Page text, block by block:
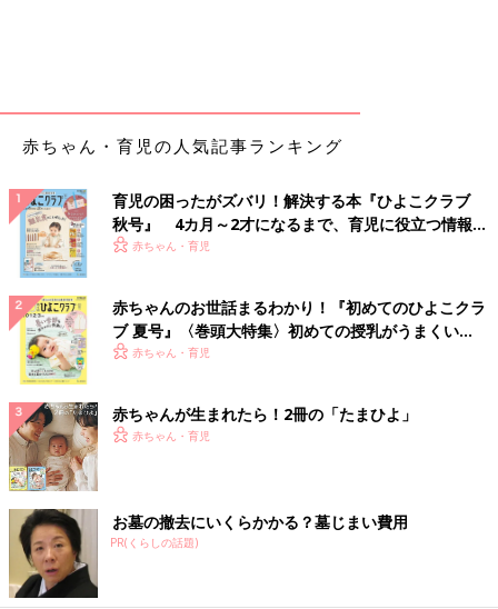
赤ちゃん・育児の人気記事ランキング
育児の困ったがズバリ！解決する本『ひよこクラブ
秋号』 4カ月～2才になるまで、育児に役立つ情報が
いっぱい！
赤ちゃん・育児
赤ちゃんのお世話まるわかり！『初めてのひよこクラ
ブ 夏号』〈巻頭大特集〉初めての授乳がうまくい
く！ おっぱい・ミルクの基本と夏のトラブル 解決テ
赤ちゃん・育児
赤ちゃんが生まれたら！2冊の「たまひよ」
赤ちゃん・育児
お墓の撤去にいくらかかる？墓じまい費用
PR(くらしの話題)